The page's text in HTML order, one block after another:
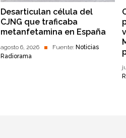
Desarticulan célula del
CJNG que traficaba
metanfetamina en España
agosto 6, 2026 Fuente: Noticias
Radiorama